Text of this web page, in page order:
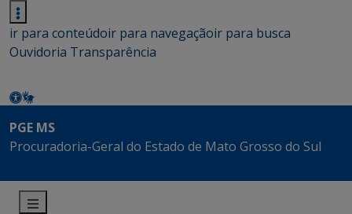
ir para conteúdoir para navegaçãoir para busca
Ouvidoria Transparência
PGE MS
Procuradoria-Geral do Estado de Mato Grosso do Sul